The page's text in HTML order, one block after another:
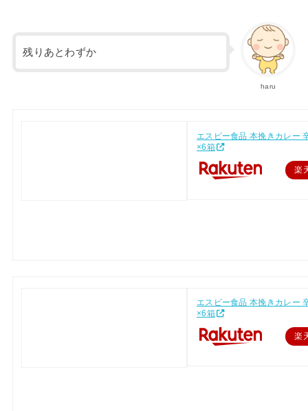
haru
残りあとわずか
エスビー食品 本挽きカレー
×6箱
楽
エスビー食品 本挽きカレー
×6箱
楽